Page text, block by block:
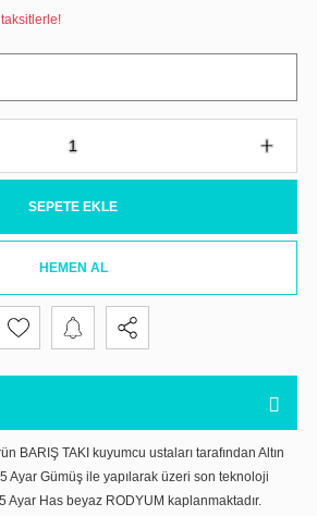
SEPETE EKLE
HEMEN AL
BARIŞ TAKI kuyumcu ustaları tarafından Altın
Ayar Gümüş ile yapılarak üzeri son teknoloji
Ayar Has beyaz RODYUM kaplanmaktadır.